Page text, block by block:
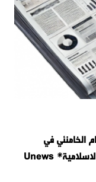
الخامنئي في
طهران. مبايعة للنهج، وتمسكا بالجمهورية الاسلامية* Unews